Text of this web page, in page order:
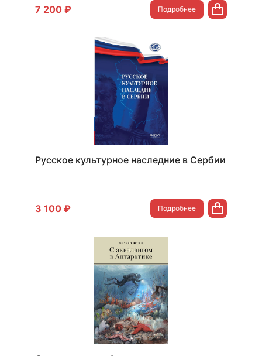
7 200 ₽ Подробнее
Русское культурное наследние в Сербии
3 100 ₽ Подробнее